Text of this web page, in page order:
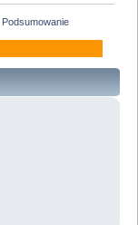
Podsumowanie